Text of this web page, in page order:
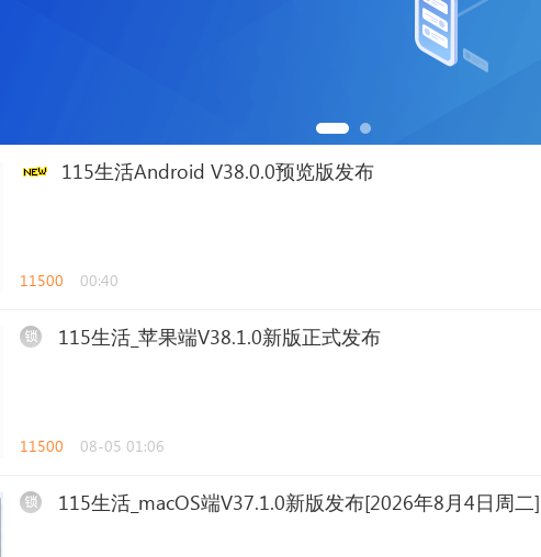
115生活Android V38.0.0预览版发布
11500 00:40
锁
115生活_苹果端V38.1.0新版正式发布
11500 08-05 01:06
115生活_macOS端V37.1.0新版发布[2026年8月4日周二]